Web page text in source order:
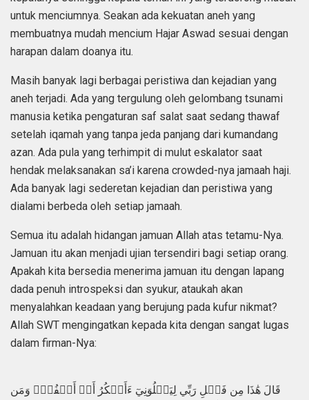
untuk menciumnya. Seakan ada kekuatan aneh yang
membuatnya mudah mencium Hajar Aswad sesuai dengan
harapan dalam doanya itu.
Masih banyak lagi berbagai peristiwa dan kejadian yang
aneh terjadi. Ada yang tergulung oleh gelombang tsunami
manusia ketika pengaturan saf salat saat sedang thawaf
setelah iqamah yang tanpa jeda panjang dari kumandang
azan. Ada pula yang terhimpit di mulut eskalator saat
hendak melaksanakan sa’i karena crowded-nya jamaah haji.
Ada banyak lagi sederetan kejadian dan peristiwa yang
dialami berbeda oleh setiap jamaah.
Semua itu adalah hidangan jamuan Allah atas tetamu-Nya.
Jamuan itu akan menjadi ujian tersendiri bagi setiap orang.
Apakah kita bersedia menerima jamuan itu dengan lapang
dada penuh introspeksi dan syukur, ataukah akan
menyalahkan keadaan yang berujung pada kufur nikmat?
Allah SWT mengingatkan kepada kita dengan sangat lugas
dalam firman-Nya:
قَالَ هَٰذَا مِن فَضۡلِ رَبِّي لِيَبۡلُوَنِيٓ ءَأَشۡكُرُ أَمۡ أَكۡفُرُۖ وَمَن